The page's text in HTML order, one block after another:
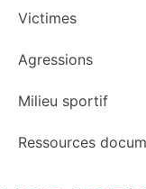
Victimes
Agressions
Milieu sportif
Ressources